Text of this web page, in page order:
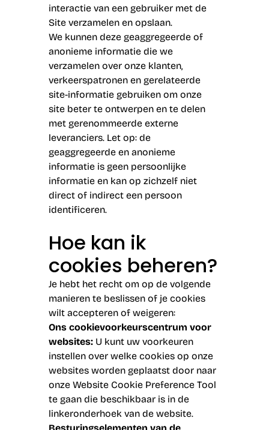
interactie van een gebruiker met de
Site verzamelen en opslaan.
We kunnen deze geaggregeerde of
anonieme informatie die we
verzamelen over onze klanten,
verkeerspatronen en gerelateerde
site-informatie gebruiken om onze
site beter te ontwerpen en te delen
met gerenommeerde externe
leveranciers. Let op: de
geaggregeerde en anonieme
informatie is geen persoonlijke
informatie en kan op zichzelf niet
direct of indirect een persoon
identificeren.
Hoe kan ik
cookies beheren?
Je hebt het recht om op de volgende
manieren te beslissen of je cookies
wilt accepteren of weigeren:
Ons cookievoorkeurscentrum voor
websites: U kunt uw voorkeuren
instellen over welke cookies op onze
websites worden geplaatst door naar
onze Website Cookie Preference Tool
te gaan die beschikbaar is in de
linkeronderhoek van de website.